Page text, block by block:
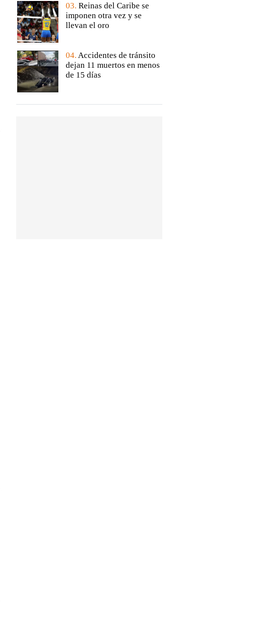
03. Reinas del Caribe se
imponen otra vez y se
llevan el oro
04. Accidentes de tránsito
dejan 11 muertos en menos
de 15 días